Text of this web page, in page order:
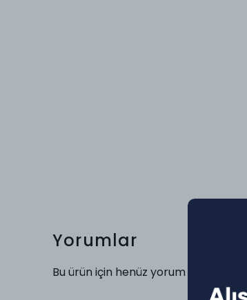
Yorumlar
Bu ürün için henüz yorum yapılmamış.